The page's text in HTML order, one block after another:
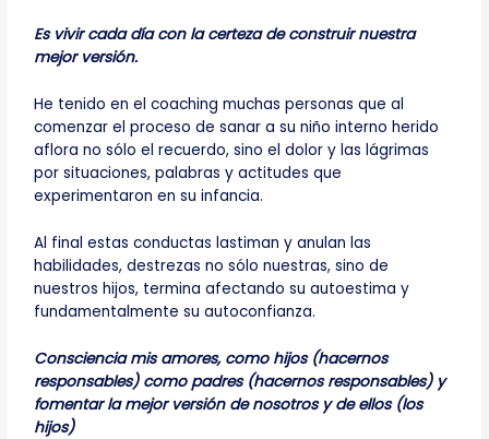
Es vivir cada día con la certeza de construir nuestra
mejor versión.
He tenido en el coaching muchas personas que al
comenzar el proceso de sanar a su niño interno herido
aflora no sólo el recuerdo, sino el dolor y las lágrimas
por situaciones, palabras y actitudes que
experimentaron en su infancia.
Al final estas conductas lastiman y anulan las
habilidades, destrezas no sólo nuestras, sino de
nuestros hijos, termina afectando su autoestima y
fundamentalmente su autoconfianza.
Consciencia mis amores, como hijos (hacernos
responsables) como padres (hacernos responsables) y
fomentar la mejor versión de nosotros y de ellos (los
hijos)